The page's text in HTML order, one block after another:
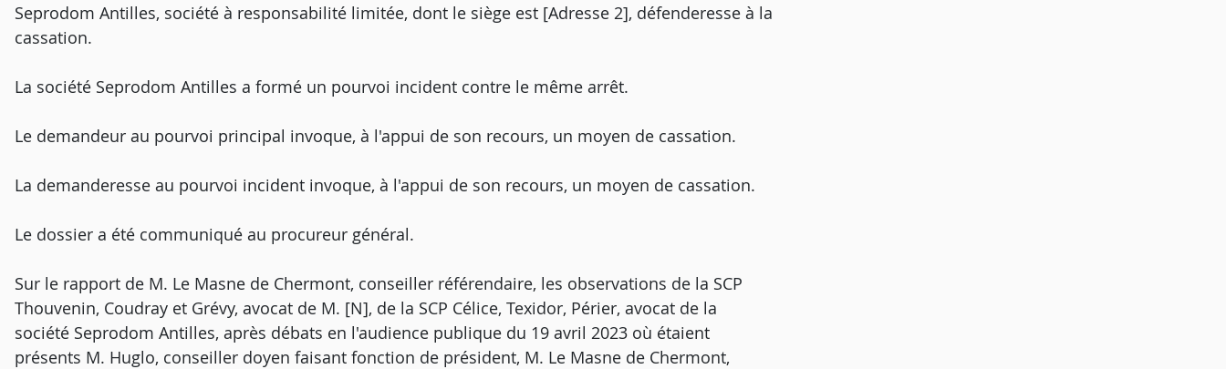
Seprodom Antilles, société à responsabilité limitée, dont le siège est [Adresse 2], défenderesse à la
cassation.
La société Seprodom Antilles a formé un pourvoi incident contre le même arrêt.
Le demandeur au pourvoi principal invoque, à l'appui de son recours, un moyen de cassation.
La demanderesse au pourvoi incident invoque, à l'appui de son recours, un moyen de cassation.
Le dossier a été communiqué au procureur général.
Sur le rapport de M. Le Masne de Chermont, conseiller référendaire, les observations de la SCP
Thouvenin, Coudray et Grévy, avocat de M. [N], de la SCP Célice, Texidor, Périer, avocat de la
société Seprodom Antilles, après débats en l'audience publique du 19 avril 2023 où étaient
présents M. Huglo, conseiller doyen faisant fonction de président, M. Le Masne de Chermont,